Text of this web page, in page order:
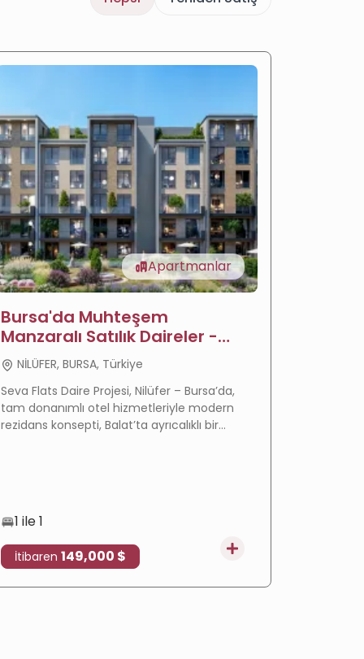
Apartmanlar
Bursa'da Muhteşem
Manzaralı Satılık Daireler -
Sava Daireleri
NİLÜFER, BURSA, Türkiye
Seva Flats Daire Projesi, Nilüfer – Bursa’da,
tam donanımlı otel hizmetleriyle modern
rezidans konsepti, Balat’ta ayrıcalıklı bir
1 ile 1
İtibaren 149,000 $